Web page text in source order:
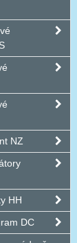
NZ
HH
DC